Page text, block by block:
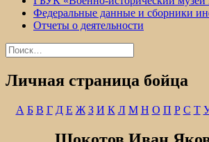
Федеральные данные и сборники
Отчеты о деятельности
Найти:
Личная страница бойца
А Б В Г Д Е Ж З И К Л М Н О П Р С Т